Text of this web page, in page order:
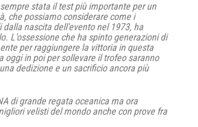
sempre stata il test più importante per un
che possiamo considerare come i
nascita dell'evento nel 1973, ha
L'ossessione che ha spinto generazioni di
per raggiungere la vittoria in questa
oggi in poi per sollevare il trofeo saranno
dedizione e un sacrificio ancora più
di grande regata oceanica ma ora
velisti del mondo anche con prove fra